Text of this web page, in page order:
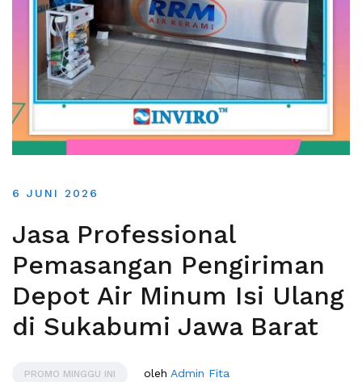
6 JUNI 2026
Jasa Professional
Pemasangan Pengiriman
Depot Air Minum Isi Ulang
di Sukabumi Jawa Barat
PROMO MINGGU INI oleh Admin Fita